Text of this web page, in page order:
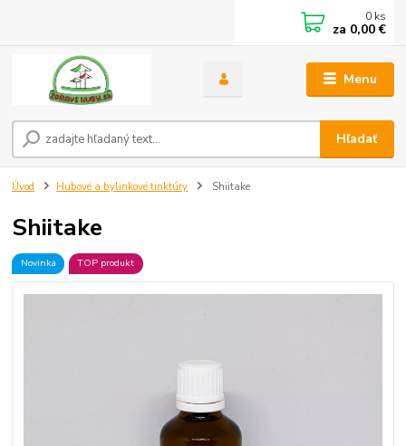
Menu
Hľadať
0 ks
za 0,00 €
Úvod Hubové a bylinkové tinktúry Shiitake
Shiitake
Novinka TOP produkt